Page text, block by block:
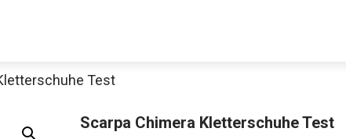
Test
Scarpa Chimera Kletterschuhe Test
Decathlon Sale